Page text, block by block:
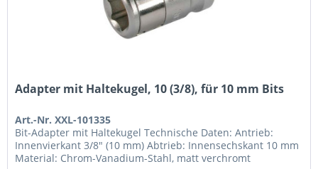
Adapter mit Haltekugel, 10 (3/8), für 10 mm Bits
Art.-Nr. XXL-101335
Bit-Adapter mit Haltekugel Technische Daten: Antrieb:
Innenvierkant 3/8" (10 mm) Abtrieb: Innensechskant 10 mm
Material: Chrom-Vanadium-Stahl, matt verchromt